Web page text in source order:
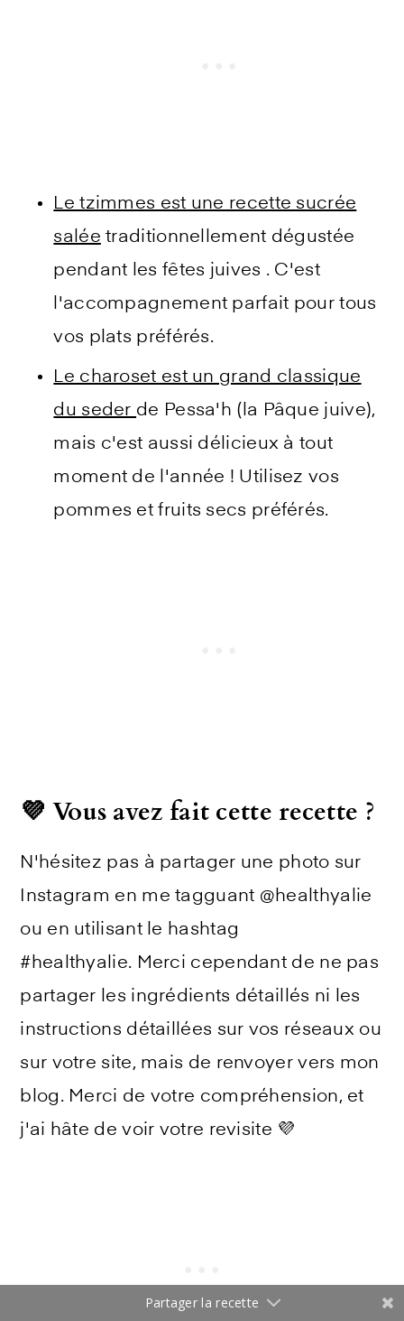
Le tzimmes est une recette sucrée
salée traditionnellement dégustée
pendant les fêtes juives . C'est
l'accompagnement parfait pour tous
vos plats préférés.
Le charoset est un grand classique
du seder de Pessa'h (la Pâque juive),
mais c'est aussi délicieux à tout
moment de l'année ! Utilisez vos
pommes et fruits secs préférés.
💜 Vous avez fait cette recette ?
N'hésitez pas à partager une photo sur
Instagram en me tagguant @healthyalie
ou en utilisant le hashtag
#healthyalie. Merci cependant de ne pas
partager les ingrédients détaillés ni les
instructions détaillées sur vos réseaux ou
sur votre site, mais de renvoyer vers mon
blog. Merci de votre compréhension, et
j'ai hâte de voir votre revisite 💜
Partager la recette